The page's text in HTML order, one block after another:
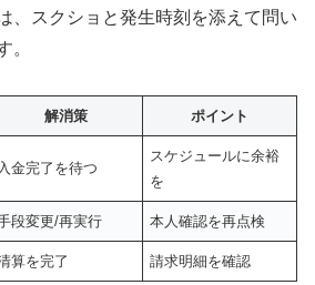
、スクショと発生時刻を添えて問い
。
解消策 ポイント
入金完了を待つ
スケジュールに余裕
を
段変更/再実行 本人確認を再点検
算を完了 請求明細を確認